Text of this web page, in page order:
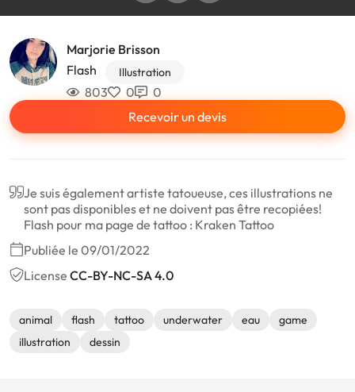
Marjorie Brisson
Flash
Illustration
803 0
0
Recevoir un devis
Je suis également artiste tatoueuse, ces illustrations ne
sont pas disponibles et ne doivent pas être recopiées!
Flash pour ma page de tattoo : Kraken Tattoo
Publiée le 09/01/2022
License CC-BY-NC-SA 4.0
animal flash tattoo underwater eau
game
illustration
dessin